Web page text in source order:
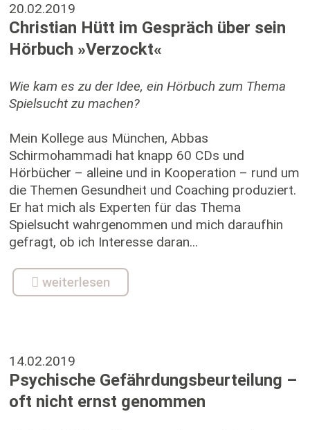
20.02.2019
Christian Hütt im Gespräch über sein
Hörbuch »Verzockt«
Wie kam es zu der Idee, ein Hörbuch zum Thema
Spielsucht zu machen?
Mein Kollege aus München, Abbas
Schirmohammadi hat knapp 60 CDs und
Hörbücher – alleine und in Kooperation – rund um
die Themen Gesundheit und Coaching produziert.
Er hat mich als Experten für das Thema
Spielsucht wahrgenommen und mich daraufhin
gefragt, ob ich Interesse daran...
weiterlesen
14.02.2019
Psychische Gefährdungsbeurteilung –
oft nicht ernst genommen